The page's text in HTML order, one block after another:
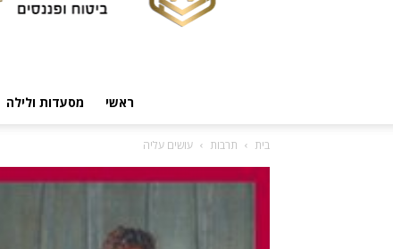
ראשי מסעדות ולילה
בית תרבות עושים עליה